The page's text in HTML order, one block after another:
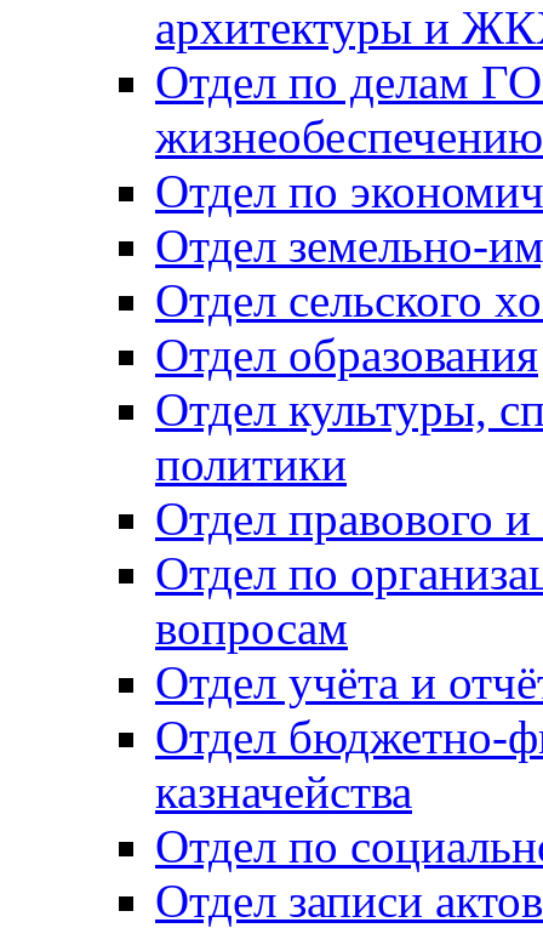
архитектуры и
Отдел по делам
Отдел по
Отдел земельно-
Отдел сельского
Отдел образования
Отдел культуры,
политики
Отдел правового
Отдел по
вопросам
Отдел учёта и
Отдел бюджетно-
казначейства
Отдел по
Отдел записи